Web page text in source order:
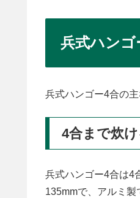
兵式ハンゴ
兵式ハンゴー4合の
4合まで炊
兵式ハンゴー4合は4
135mmで、アルミ製